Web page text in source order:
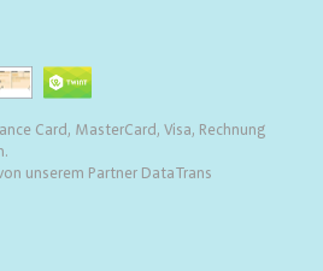
Card, MasterCard, Visa, Rechnung
unserem Partner DataTrans